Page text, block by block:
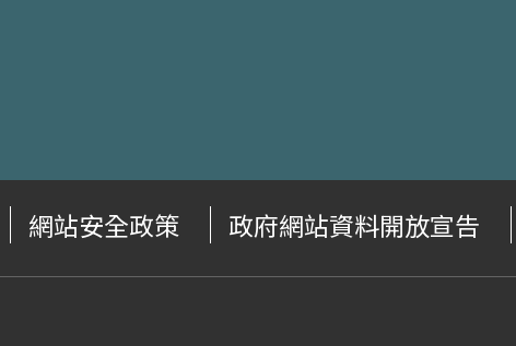
網站安全政策 政府網站資料開放宣告